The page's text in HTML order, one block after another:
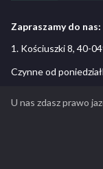
Zapraszamy do nas:
1. Kościuszki 8, 40-
Czynne od
U nas zdasz prawo